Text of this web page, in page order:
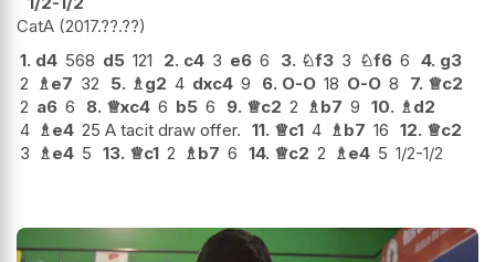
CatA 2017.??.??
1. d4 568 d5 121 2. c4 3 e6 6 3. ♘f3 3 ♘f6 6 4. g3
2 ♗e7 32 5. ♗g2 4 dxc4 9 6. O-O 18 O-O 8 7. ♕c2
2 a6 6 8. ♕xc4 6 b5 6 9. ♕c2 2 ♗b7 9 10. ♗d2
4 ♗e4 25 A tacit draw offer. 11. ♕c1 4 ♗b7 16 12. ♕c2
3 ♗e4 5 13. ♕c1 2 ♗b7 6 14. ♕c2 2 ♗e4 5 1/2-1/2